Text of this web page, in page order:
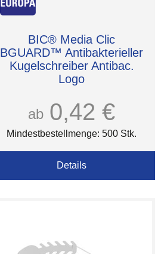
BIC® Media Clic
BGUARD™ Antibakterieller
Kugelschreiber Antibac.
Logo
ab 0,42 €
Mindestbestellmenge: 500 Stk.
Details